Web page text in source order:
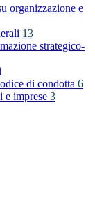
organizzazione e
13
strategico-
di condotta 6
e imprese 3